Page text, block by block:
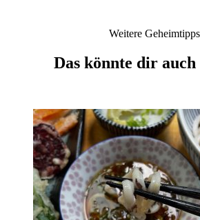
Weitere Geheimtipps
Das könnte dir auch